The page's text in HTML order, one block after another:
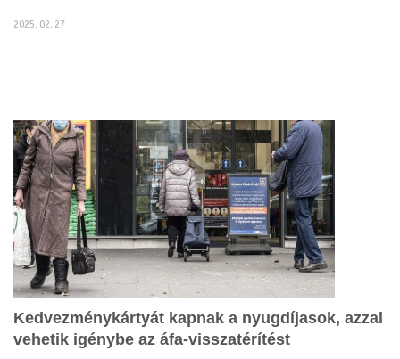
2025. 02. 27
Kedvezménykártyát kapnak a nyugdíjasok, azzal
vehetik igénybe az áfa-visszatérítést